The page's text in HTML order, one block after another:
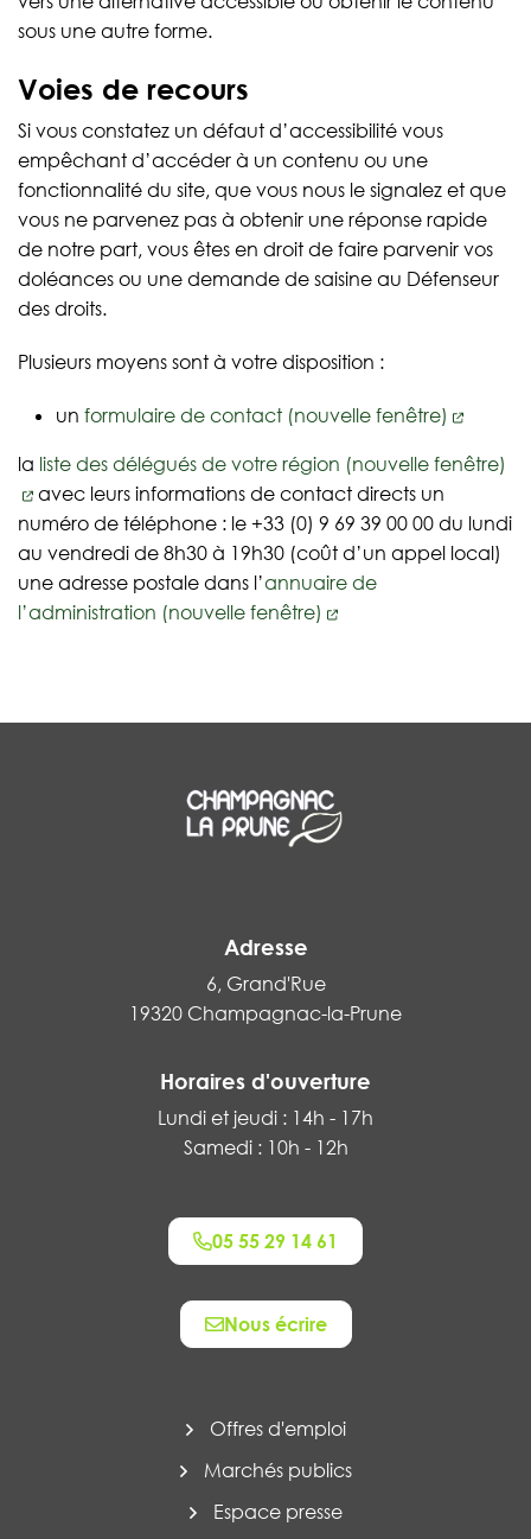
sous une autre forme.
Voies de recours
Si vous constatez un défaut d’accessibilité vous
empêchant d’accéder à un contenu ou une
fonctionnalité du site, que vous nous le signalez et que
vous ne parvenez pas à obtenir une réponse rapide
de notre part, vous êtes en droit de faire parvenir vos
doléances ou une demande de saisine au Défenseur
des droits.
Plusieurs moyens sont à votre disposition :
un formulaire de contact (nouvelle fenêtre)
la liste des délégués de votre région (nouvelle fenêtre)
avec leurs informations de contact directs un
numéro de téléphone : le +33 (0) 9 69 39 00 00 du lundi
au vendredi de 8h30 à 19h30 (coût d’un appel local)
une adresse postale dans l’annuaire de
l’administration (nouvelle fenêtre)
Adresse
6, Grand'Rue
19320 Champagnac-la-Prune
Horaires d'ouverture
Lundi et jeudi : 14h - 17h
Samedi : 10h - 12h
05 55 29 14 61
Nous écrire
Offres d'emploi
Marchés publics
Espace presse